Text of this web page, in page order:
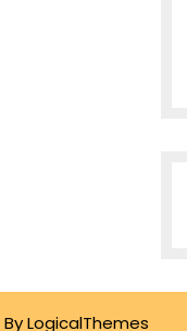
By LogicalThemes